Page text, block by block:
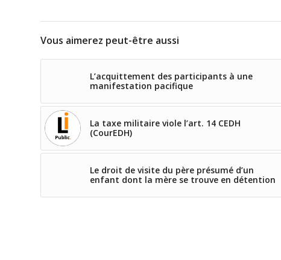
Vous aimerez peut-être aussi
L’acquittement des participants à une
manifestation pacifique
La taxe militaire viole l’art. 14 CEDH
(CourEDH)
Le droit de visite du père présumé d’un
enfant dont la mère se trouve en détention